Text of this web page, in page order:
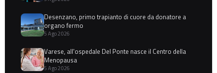
Desenzano, primo trapianto di cuore da donatore a
organo fermo
5 Ago 2026
Varese, all'ospedale Del Ponte nasce il Centro della
Menopausa
5 Ago 2026